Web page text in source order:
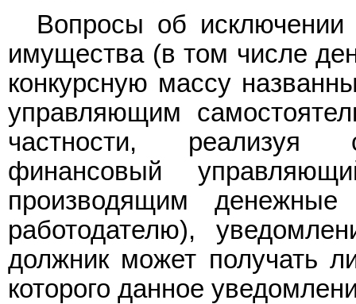
Вопросы об исключении
имущества (в том числе
конкурсную массу
управляющим
частности, реализуя
финансовый
производящим
работодателю),
должник может получать
которого данное